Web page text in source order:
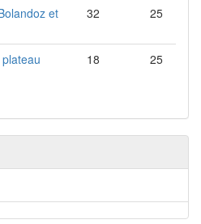
et
32 25
18 25